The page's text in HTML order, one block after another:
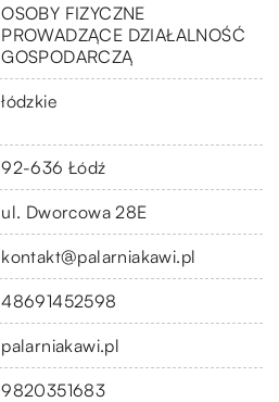
OSOBY FIZYCZNE
PROWADZĄCE DZIAŁALNOŚĆ
GOSPODARCZĄ
łódzkie
92-636 Łódź
ul. Dworcowa 28E
kontakt@palarniakawi.pl
48691452598
palarniakawi.pl
9820351683